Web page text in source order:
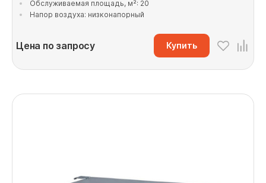
Обслуживаемая площадь, м²: 20
Напор воздуха: низконапорный
Цена по запросу Купить